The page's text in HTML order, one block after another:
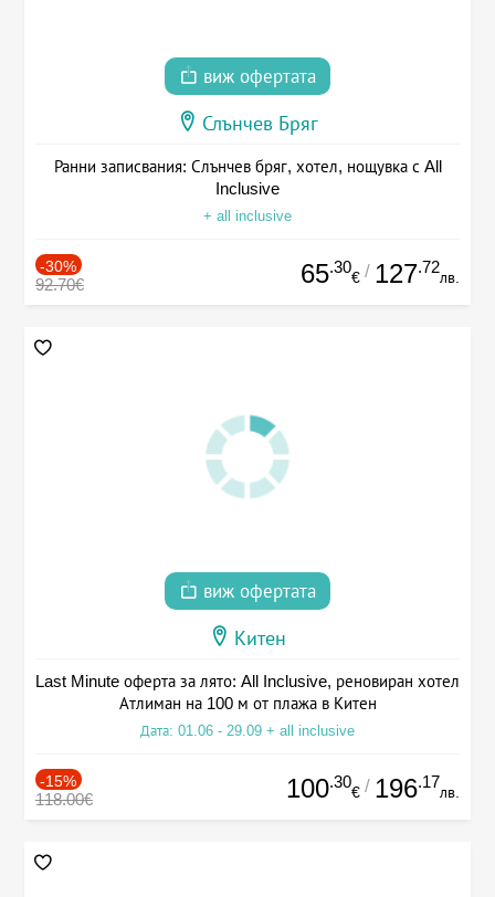
виж офертата
Слънчев Бряг
Ранни записвания: Слънчев бряг, хотел, нощувка с All
Inclusive
+ all inclusive
-30%
92.70€ 65.30
€ / 127.72
лв.
виж офертата
Китен
Last Minute оферта за лято: All Inclusive, реновиран хотел
Атлиман на 100 м от плажа в Китен
Дата: 01.06 - 29.09 + all inclusive
-15%
118.00€ 100.30
€ / 196.17
лв.